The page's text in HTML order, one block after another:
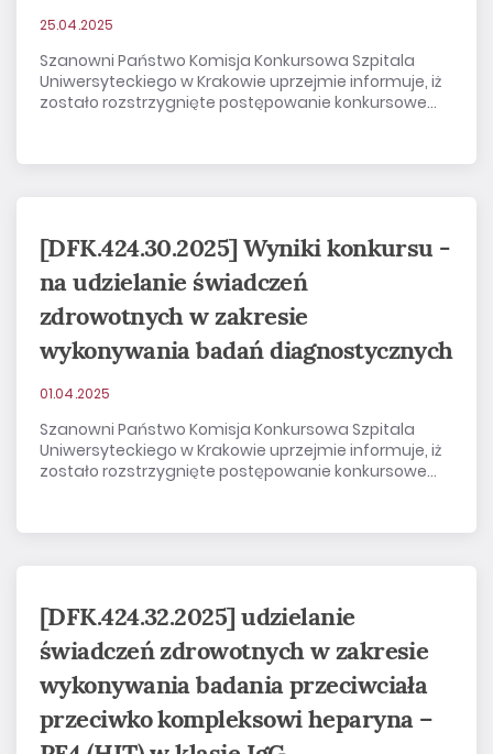
25.04.2025
Szanowni Państwo Komisja Konkursowa Szpitala
Uniwersyteckiego w Krakowie uprzejmie informuje, iż
zostało rozstrzygnięte postępowanie konkursowe...
[DFK.424.30.2025] Wyniki konkursu -
na udzielanie świadczeń
zdrowotnych w zakresie
wykonywania badań diagnostycznych
01.04.2025
Szanowni Państwo Komisja Konkursowa Szpitala
Uniwersyteckiego w Krakowie uprzejmie informuje, iż
zostało rozstrzygnięte postępowanie konkursowe...
[DFK.424.32.2025] udzielanie
świadczeń zdrowotnych w zakresie
wykonywania badania przeciwciała
przeciwko kompleksowi heparyna –